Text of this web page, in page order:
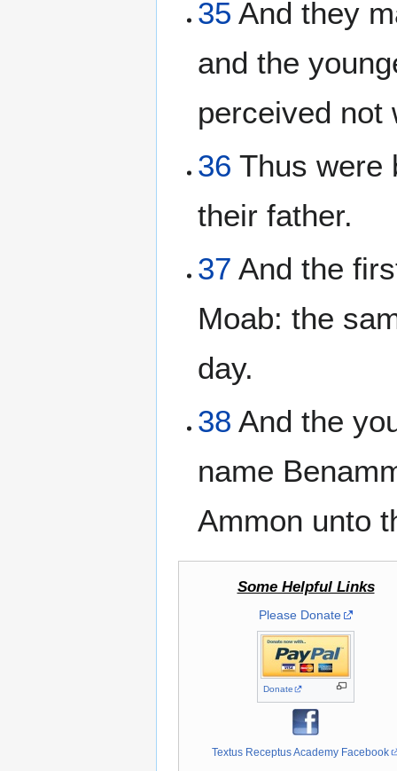
35 And they
and the
perceived not
36 Thus were
their father.
37 And the
Moab: the
day.
38 And the
name
Ammon unto
Some Helpful Links
Please Donate
Donate
Textus Receptus Academy Facebook